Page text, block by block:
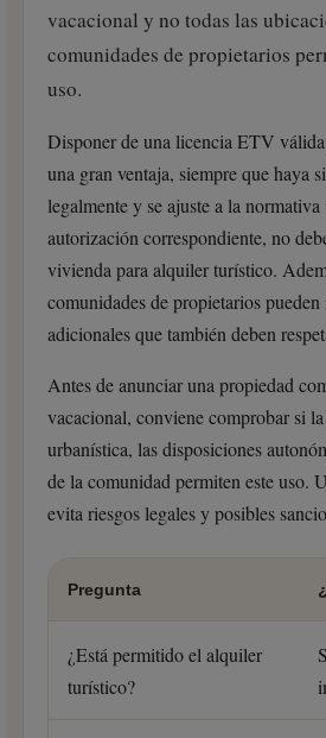
vacacional y no todas las
comunidades de propietarios
uso.
Disponer de una licencia ETV válida
una gran ventaja, siempre que haya
legalmente y se ajuste a la
autorización correspondiente, no
vivienda para alquiler turístico.
comunidades de propietarios
adicionales que también deben
Antes de anunciar una propiedad
vacacional, conviene comprobar si
urbanística, las disposiciones
de la comunidad permiten este uso.
evita riesgos legales y posibles
Pregunta
¿Está permitido el alquiler
turístico?